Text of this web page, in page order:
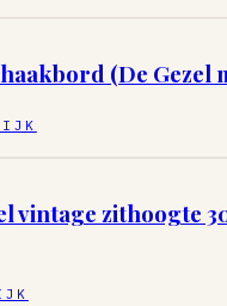
(De Gezel
vintage zithoogte